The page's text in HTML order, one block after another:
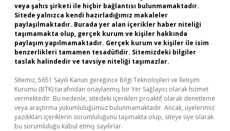
veya şahıs şirketi ile hiçbir bağlantısı bulunmamaktadır.
Sitede yalnızca kendi hazırladığımız makaleler
paylaşılmaktadır. Burada yer alan içerikler haber niteliği
taşımamakta olup, gerçek kurum ve kişiler hakkında
paylaşım yapılmamaktadır. Gerçek kurum ve kişiler ile isim
benzerlikleri tamamen tesadüfidir. Sitemizdeki bilgiler
taslak halindedir ve tavsiye niteliği taşımazlar.
Sitemiz, 5651 Sayılı Kanun gereğince Bilgi Teknolojileri ve İletişim
Kurumu (BTK) tarafından onaylanmış bir Yer Sağlayıcı olarak hizmet
vermektedir. Bu nedenle, sitedeki içerikleri proaktif olarak denetleme
veya araştırma yükümlülüğümüz bulunmamaktadır. Ancak, üyelerimiz
yazdıkları içeriklerin sorumluluğunu taşımakta olup, siteye üye olarak
bu sorumluluğu kabul etmiş sayılırlar.